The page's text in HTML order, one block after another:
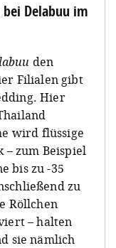
bei Delabuu im
den
Filialen gibt
Hier
wird flüssige
– zum Beispiel
bis zu -35
zu
Röllchen
– halten
sie nämlich